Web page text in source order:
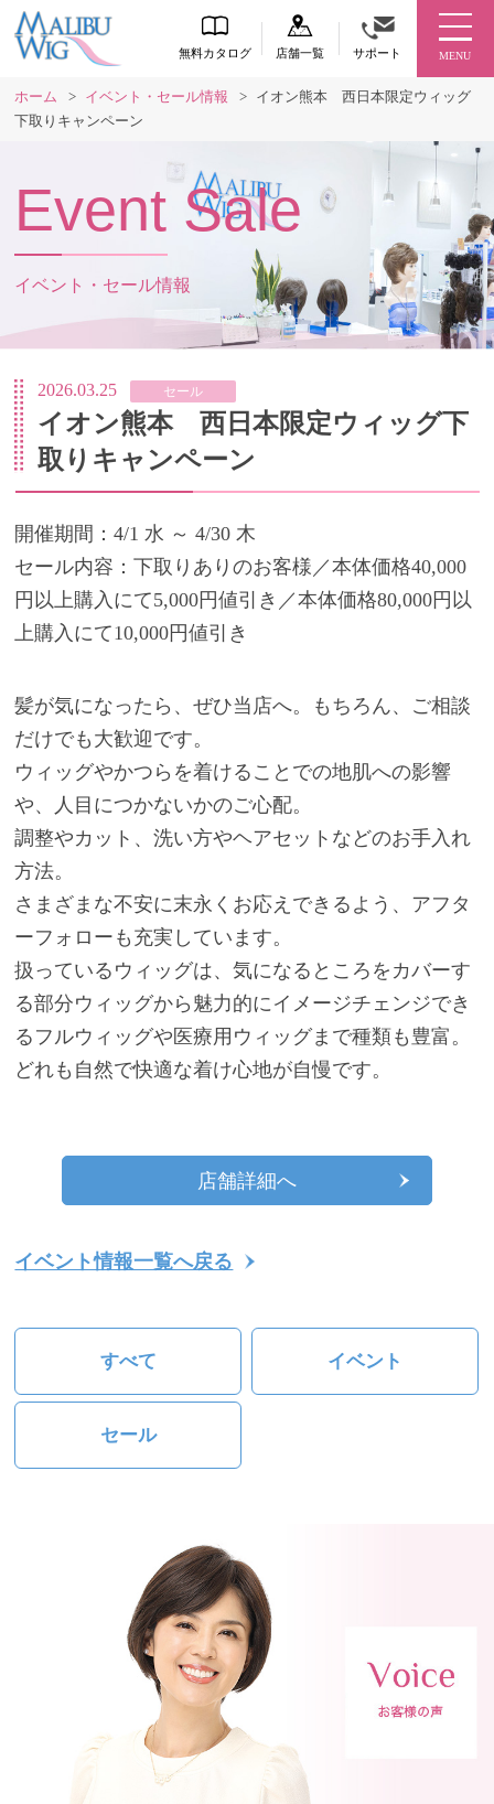
無料カタログ 店舗一覧 サポート MENU
ホーム > イベント・セール情報 > イオン熊本 西日本限定ウィッグ
下取りキャンペーン
Event Sale
イベント・セール情報
2026.03.25 セール
イオン熊本 西日本限定ウィッグ下
取りキャンペーン
開催期間：4/1 水 ～ 4/30 木
セール内容：下取りありのお客様／本体価格40,000
円以上購入にて5,000円値引き／本体価格80,000円以
上購入にて10,000円値引き
髪が気になったら、ぜひ当店へ。もちろん、ご相談
だけでも大歓迎です。
ウィッグやかつらを着けることでの地肌への影響
や、人目につかないかのご心配。
調整やカット、洗い方やヘアセットなどのお手入れ
方法。
さまざまな不安に末永くお応えできるよう、アフタ
ーフォローも充実しています。
扱っているウィッグは、気になるところをカバーす
る部分ウィッグから魅力的にイメージチェンジでき
るフルウィッグや医療用ウィッグまで種類も豊富。
どれも自然で快適な着け心地が自慢です。
店舗詳細へ
イベント情報一覧へ戻る
すべて イベント
セール